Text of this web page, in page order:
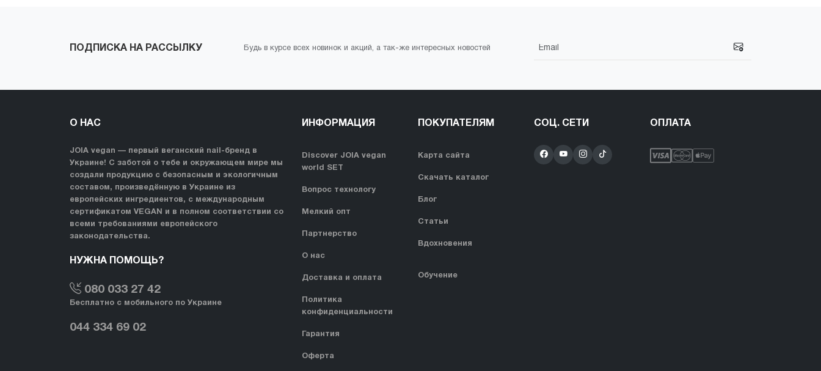
ПОДПИСКА НА РАССЫЛКУ Будь в курсе всех новинок и акций, а так-же интересных новостей
О НАС
JOIA vegan — первый веганский nail-бренд в
Украине! С заботой о тебе и окружающем мире мы
создали продукцию с безопасным и экологичным
составом, произведённую в Украине из
европейских ингредиентов, с международным
сертификатом VEGAN и в полном соответствии со
всеми требованиями европейского
законодательства.
НУЖНА ПОМОЩЬ?
080 033 27 42
Бесплатно с мобильного по Украине
044 334 69 02
ИНФОРМАЦИЯ
Discover JOIA vegan
world SET
Вопрос технологу
Мелкий опт
Партнерство
О нас
Доставка и оплата
Политика
конфиденциальности
Гарантия
Оферта
ПОКУПАТЕЛЯМ
Карта сайта
Скачать каталог
Блог
Статьи
Вдохновения
Обучение
СОЦ. СЕТИ ОПЛАТА